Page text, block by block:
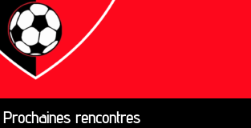
Prochaines rencontres